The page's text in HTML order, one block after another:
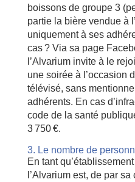
boissons de groupe 3
partie la bière vendue à
uniquement à ses
cas ? Via sa page
l’Alvarium invite à le
une soirée à l’occasion
télévisé, sans
adhérents. En cas
code de la santé
3 750 €.
3. Le nombre de
En tant
l’Alvarium est, de par